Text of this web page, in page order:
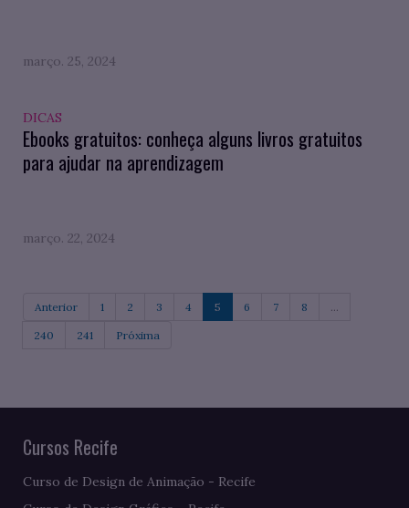
março. 25, 2024
DICAS
Ebooks gratuitos: conheça alguns livros gratuitos
para ajudar na aprendizagem
março. 22, 2024
Anterior 1 2 3 4 5 6 7 8 ...
240 241 Próxima
Cursos Recife
Curso de Design de Animação - Recife